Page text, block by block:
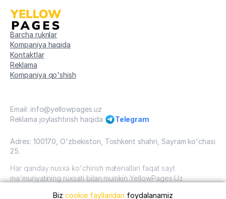
Barcha ruknlar
Kompaniya haqida
Kontaktlar
Reklama
Kompaniya qo'shish
Email: info@yellowpages.uz
Reklama joylashtirish haqida
Telegram
Adres: 100170, O'zbekiston, Toshkent shahri, Sayram ko'chasi
25.
Har qanday nusxa ko'chirish materiallari faqat sayt
ma'muriyatining ruxsati bilan mumkin YellowPages.Uz
O'zbekiston, 2009 - 2026 / O'zbekiston "sariq
Bizcookie fayllaridan foydalanamiz